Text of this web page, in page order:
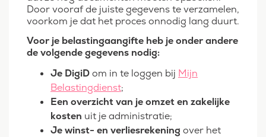
Door vooraf de juiste gegevens te verzamelen,
voorkom je dat het proces onnodig lang duurt.
Voor je belastingaangifte heb je onder andere
de volgende gegevens nodig:
Je DigiDom in te loggen bij Mijn
Belastingdienst;
Een overzicht van je omzet en zakelijke
kosten uit je administratie;
Je winst- en verliesrekening over het